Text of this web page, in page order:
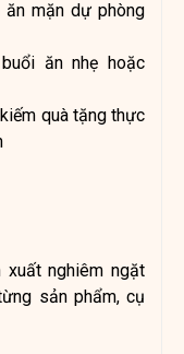
ăn mặn dự phòng
ăn nhẹ hoặc
quà tặng thực
xuất nghiêm ngặt
sản phẩm, cụ